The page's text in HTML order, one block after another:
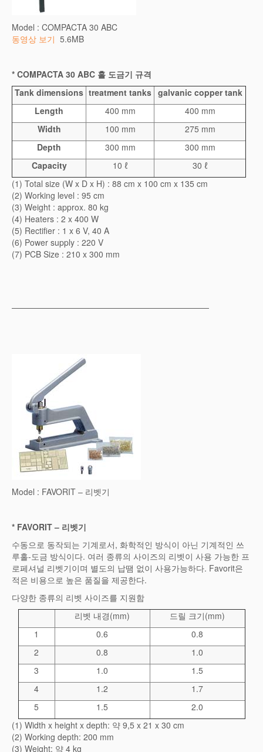
Model : COMPACTA 30 ABC
동영상 보기 5.6MB
* COMPACTA 30 ABC 홀 도금기 규격
Tank dimensions treatment tanks galvanic copper tank
Length
400 mm
400 mm
Width
100 mm
275 mm
Depth
300 mm
300 mm
Capacity
10 ℓ
30 ℓ
(1) Total size (W x D x H) : 88 cm x 100 cm x 135 cm
(2) Working level : 95 cm
(3) Weight : approx. 80 kg
(4) Heaters : 2 x 400 W
(5) Rectifier : 1 x 6 V, 40 A
(6) Power supply : 220 V
(7) PCB Size : 210 x 300 mm
————————————————————————
Model : FAVORIT – 리벳기
* FAVORIT – 리벳기
수동으로 동작되는 기계로서, 화학적인 방식이 아닌 기계적인 쓰
루홀-도금 방식이다. 여러 종류의 사이즈의 리벳이 사용 가능한 프
로페셔널 리벳기이며 별도의 납땜 없이 사용가능하다. Favorit은
적은 비용으로 높은 품질을 제공한다.
다양한 종류의 리벳 사이즈를 지원함
리벳 내경(mm)
드릴 크기(mm)
1
0.6
0.8
2
0.8
1.0
3
1.0
1.5
4
1.2
1.7
5
1.5
2.0
(1) Width x height x depth: 약 9,5 x 21 x 30 cm
(2) Working depth: 200 mm
(3) Weight: 약 4 kg